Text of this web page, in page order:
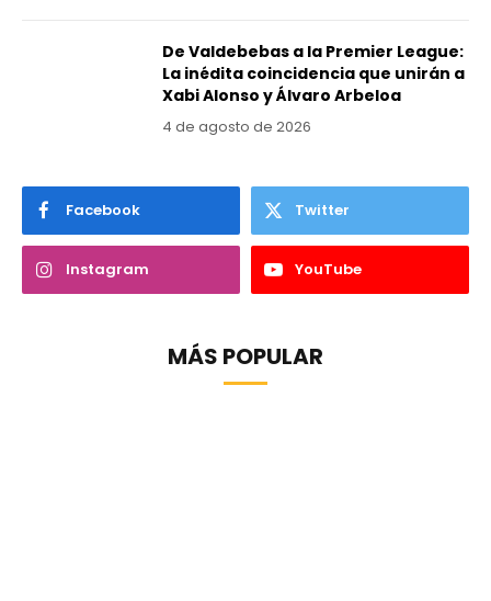
De Valdebebas a la Premier League:
La inédita coincidencia que unirán a
Xabi Alonso y Álvaro Arbeloa
4 de agosto de 2026
Facebook Twitter
Instagram YouTube
MÁS POPULAR